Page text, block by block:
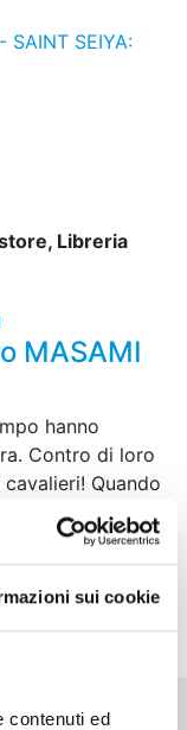
sui cookie
contenuti ed
SAINT SEIYA:
Libreria
MASAMI
hanno
Contro di loro
Quando
futuro stesso dei
Contiene